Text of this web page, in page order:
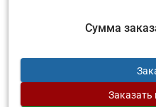
Сумма
Заказать